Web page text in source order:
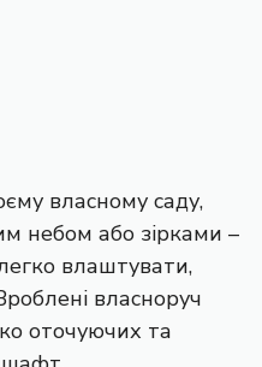
власному саду,
небом або зірками –
влаштувати,
власноруч
оточуючих та